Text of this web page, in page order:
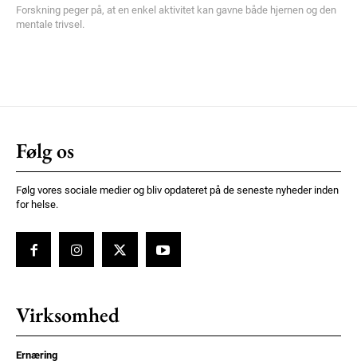
Forskning peger på, at en enkel aktivitet kan gavne både hjernen og den
mentale trivsel.
Følg os
Følg vores sociale medier og bliv opdateret på de seneste nyheder inden
for helse.
Virksomhed
Ernæring